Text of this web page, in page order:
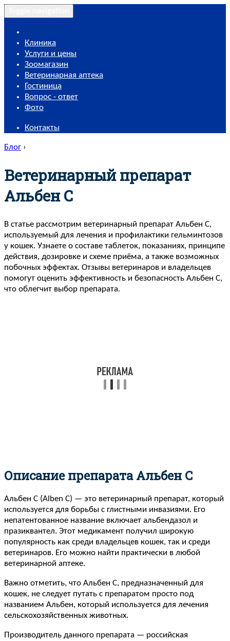
Клиника
Услуги и цены
Зоомагазин
Ветеринарная аптека
Гостиница
Вопрос - ответ
Фото
Контакты
Блог ›
Ветеринарный препарат
Альбен C
В статье рассмотрим ветеринарный препарат Альбен С,
используемый для лечения и профилактики гельминтозов
у кошек. Узнаете о составе таблеток, показаниях, принципе
действия, дозировке и схеме приёма, а также возможных
побочных эффектах. Отзывы ветеринаров и владельцев
помогут оценить эффективность и безопасность Альбен С,
что облегчит выбор препарата.
Описание препарата Альбен C
Альбен С (Alben C) — это ветеринарный препарат, который
используется для борьбы с глистными инвазиями. Его
непатентованное название включает альбендазол и
празиквантел. Этот медикамент получил широкую
популярность как среди владельцев кошек, так и среди
ветеринаров. Его можно найти практически в любой
ветеринарной аптеке.
Важно отметить, что Альбен С, предназначенный для
кошек, не следует путать с препаратом просто под
названием Альбен, который используется для лечения
сельскохозяйственных животных.
Производитель данного препарата — российская